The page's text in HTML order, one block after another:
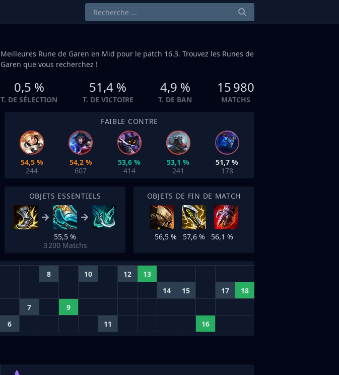
Meilleures Rune de Garen en Mid pour le patch 16.3. Trouvez les Runes de
Garen que vous recherchez !
0,5 %
T. DE SÉLECTION
51,4 %
T. DE VICTOIRE
4,9 %
T. DE BAN
15 980
MATCHS
FAIBLE CONTRE
54,5 %
244
54,2 %
607
53,6 %
414
53,1 %
241
51,7 %
178
OBJETS ESSENTIELS
55,5 %
3 200 Matchs
OBJETS DE FIN DE MATCH
56,5 % 57,6 % 56,1 %
8 10 12 13
14 15 17 18
7 9
6 11 16